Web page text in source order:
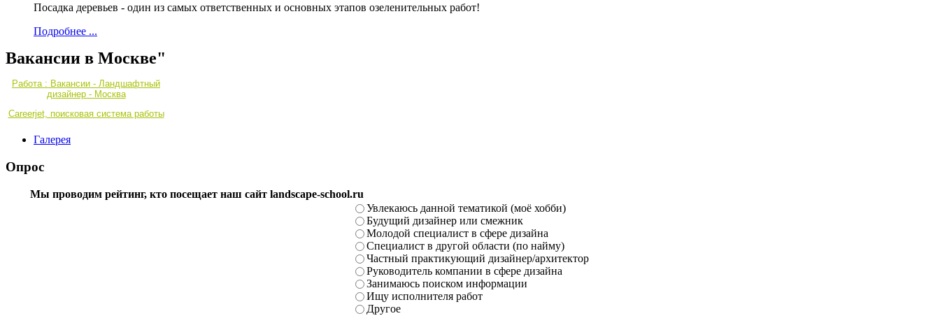
Посадка деревьев - один из самых ответственных и основных этапов озеленительных работ!
Подробнее ...
Вакансии в Москве"
Работа : Вакансии - Ландшафтный
дизайнер - Москва
Careerjet, поисковая система работы
Галерея
Опрос
Мы проводим рейтинг, кто посещает наш сайт landscape-school.ru
Увлекаюсь данной тематикой (моё хобби)
Будущий дизайнер или смежник
Молодой специалист в сфере дизайна
Специалист в другой области (по найму)
Частный практикующий дизайнер/архитектор
Руководитель компании в сфере дизайна
Занимаюсь поиском информации
Ищу исполнителя работ
Другое